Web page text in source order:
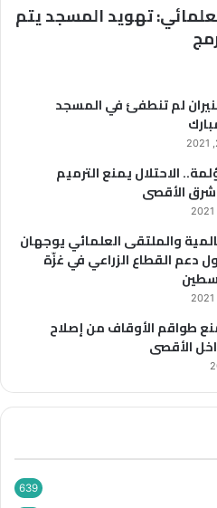
تهويد المسجد يتم
لم تنطفئ في المسجد
الاحتلال يمنع الترميم
الأقصى
والملتقى العلمائي يوجهان
دعم القطاع الزراعي في غزّة
طواقم الأوقاف من إصلاح
الأقصى
639